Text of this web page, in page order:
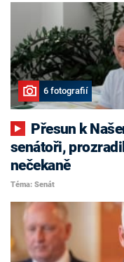
6 fotografií
senátoři,
nečekaně
Téma: Senát